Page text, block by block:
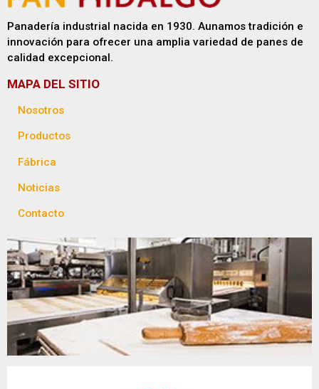
Panadería industrial nacida en 1930. Aunamos tradición e
innovación para ofrecer una amplia variedad de panes de
calidad excepcional.
MAPA DEL SITIO
Nosotros
Productos
Fábrica
Noticias
Contacto